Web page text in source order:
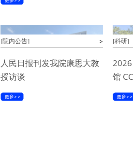
[院内公告] [科研]
人民日报刊发我院康思大教
授访谈
馆